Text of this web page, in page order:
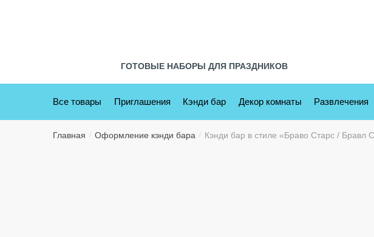
ГОТОВЫЕ НАБОРЫ ДЛЯ ПРАЗДНИКОВ
Все товары Приглашения Кэнди бар Декор комнаты Развлечения
Главная / Оформление кэнди бара / Кэнди бар в стиле «Браво Старс / Бравл